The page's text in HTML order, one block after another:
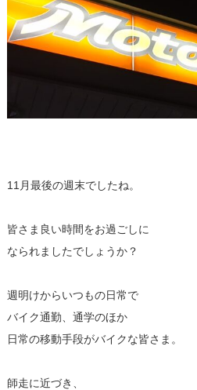
11月最後の週末でしたね。
皆さま良い時間をお過ごしに
なられましたでしょうか？
週明けからいつもの日常で
バイク通勤、通学のほか
日常の移動手段がバイクな皆さま。
師走に近づき、